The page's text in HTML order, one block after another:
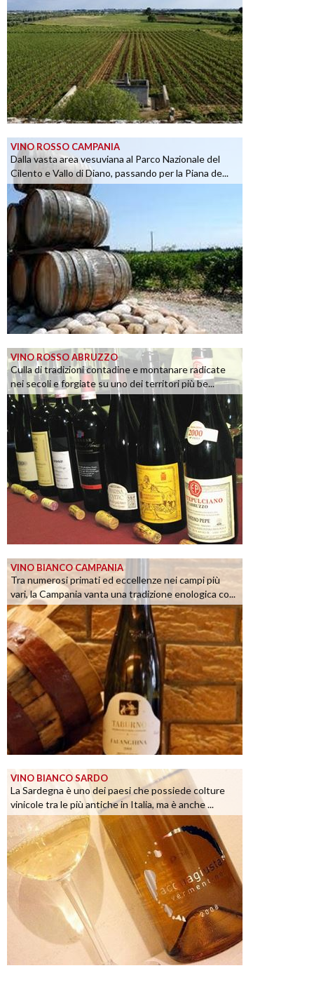
VINO ROSSO CAMPANIA
Dalla vasta area vesuviana al Parco Nazionale del
Cilento e Vallo di Diano, passando per la Piana de...
VINO ROSSO ABRUZZO
Culla di tradizioni contadine e montanare radicate
nei secoli e forgiate su uno dei territori più be...
VINO BIANCO CAMPANIA
Tra numerosi primati ed eccellenze nei campi più
vari, la Campania vanta una tradizione enologica co...
VINO BIANCO SARDO
La Sardegna è uno dei paesi che possiede colture
vinicole tra le più antiche in Italia, ma è anche ...